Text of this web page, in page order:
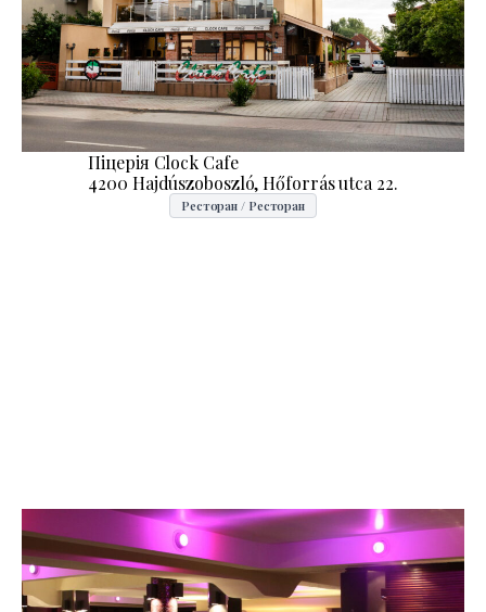
Піцерія Clock Cafe
4200 Hajdúszoboszló, Hőforrás utca 22.
Ресторан / Ресторан